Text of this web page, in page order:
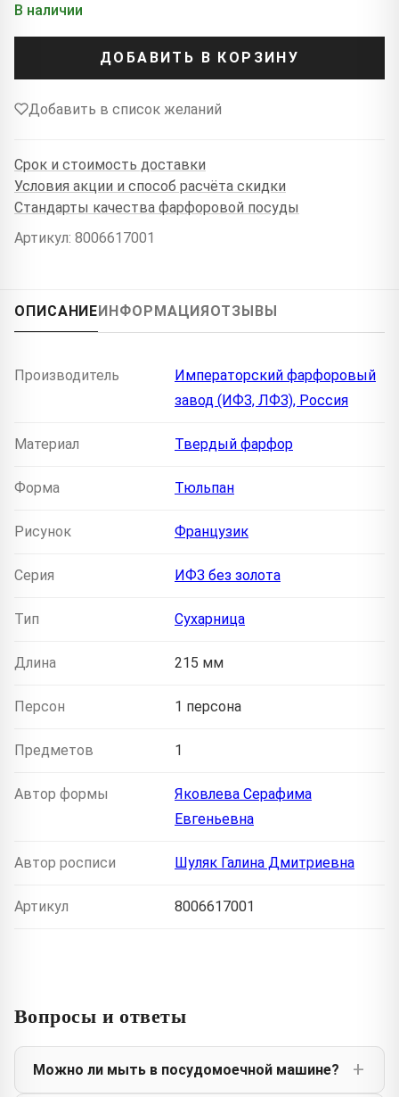
В наличии
ДОБАВИТЬ В КОРЗИНУ
Добавить в список желаний
Срок и стоимость доставки
Условия акции и способ расчёта скидки
Стандарты качества фарфоровой посуды
Артикул: 8006617001
ОПИСАНИЕИНФОРМАЦИЯОТЗЫВЫ
Производитель
Императорский фарфоровый
завод (ИФЗ, ЛФЗ), Россия
Материал Твердый фарфор
Форма Тюльпан
Рисунок Французик
Серия ИФЗ без золота
Тип Сухарница
Длина 215 мм
Персон 1 персона
Предметов 1
Автор формы
Яковлева Серафима
Евгеньевна
Автор росписи Шуляк Галина Дмитриевна
Артикул 8006617001
Вопросы и ответы
Можно ли мыть в посудомоечной машине?